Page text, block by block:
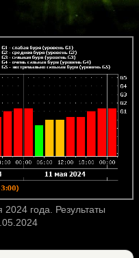
года. Результаты